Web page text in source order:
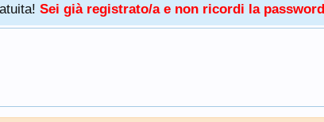
Sei già registrato/a e non ricordi la